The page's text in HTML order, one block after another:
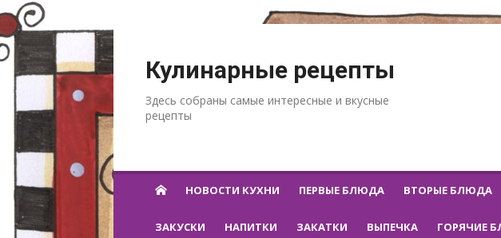
Кулинарные рецепты
Здесь собраны самые интересные и вкусные
рецепты
НОВОСТИ КУХНИ ПЕРВЫЕ БЛЮДА ВТОРЫЕ БЛЮДА
ЗАКУСКИ НАПИТКИ ЗАКАТКИ ВЫПЕЧКА ГОРЯЧИЕ